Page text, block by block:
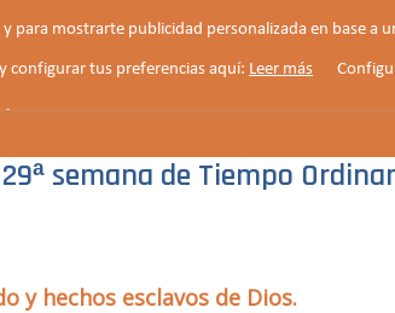
HORARIOS VIDA
semana de Tiempo
y hechos esclavos de Dios.
para mostrarte publicidad personalizada en base
configurar tus preferencias aquí: Leer más